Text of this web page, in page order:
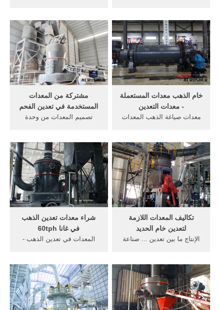
تكاليف ...
مشتركة من المعدات
المستخدمة في تعدين الفحم
تصميم المعدات من وحدة
الذهب ...
خام الذهب معدات المستعملة
- معدات التعدين
معدات صياغة الذهب المعدات
الذي يحمل نسبة ...
شراء معدات تعدين الذهب
في غانا 60tph
المعدات في تعدين الذهب -
الذهب.
تكاليف المعدات اللازمة
لتعدين خام الحديد
الإنتاج ما بين تعدين ... صناعة
المعدات ...